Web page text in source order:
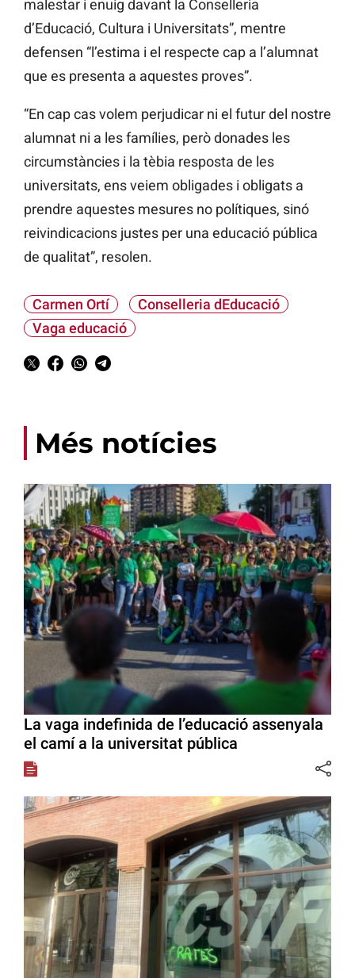
malestar i enuig davant la Conselleria
d’Educació, Cultura i Universitats”, mentre
defensen “l’estima i el respecte cap a l’alumnat
que es presenta a aquestes proves”.
“En cap cas volem perjudicar ni el futur del nostre
alumnat ni a les famílies, però donades les
circumstàncies i la tèbia resposta de les
universitats, ens veiem obligades i obligats a
prendre aquestes mesures no polítiques, sinó
reivindicacions justes per una educació pública
de qualitat”, resolen.
Carmen Ortí
Conselleria dEducació
Vaga educació
Més notícies
La vaga indefinida de l’educació assenyala
el camí a la universitat pública